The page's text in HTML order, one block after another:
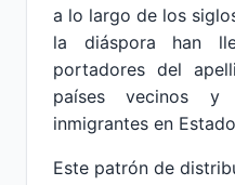
a lo largo de los
la diáspora han
portadores del
países vecinos y
inmigrantes en
Este patrón de